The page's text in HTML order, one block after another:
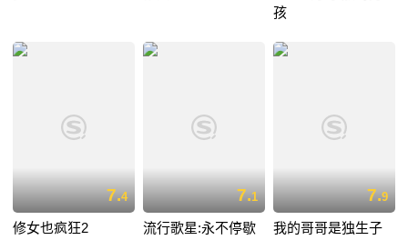
孩
7.4
修女也疯狂2
7.1
流行歌星:永不停歇
7.9
我的哥哥是独生子